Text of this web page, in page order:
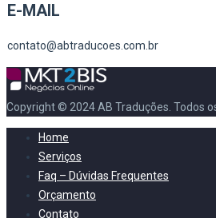
E-MAIL
contato@abtraducoes.com.br
Copyright © 2024 AB Traduções. Todos
Home
Serviços
Faq – Dúvidas Frequentes
Orçamento
Contato